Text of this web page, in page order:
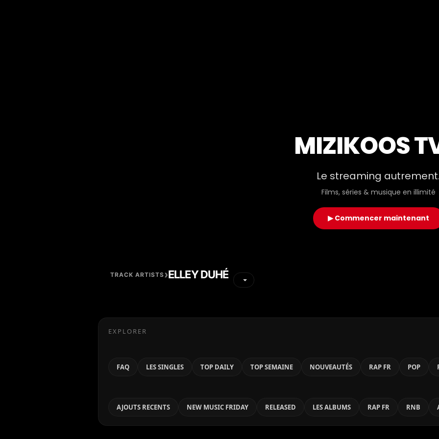
MIZIKOOS
Le streaming autrement.
Films, séries & musique en illimité
▶ Commencer maintenant
TRACK ARTISTS›ELLEY DUHÉ
EXPLORER
FAQ LES SINGLES TOP DAILY TOP SEMAINE NOUVEAUTÉS RAP FR POP
AJOUTS RECENTS NEW MUSIC FRIDAY RELEASED LES ALBUMS RAP FR RNB